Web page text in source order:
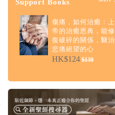
Support Books
傷痛，如何治癒：上
帝的治癒恩典，能修
復破碎的關係，醫治
悲痛絕望的心
HK$124 $130